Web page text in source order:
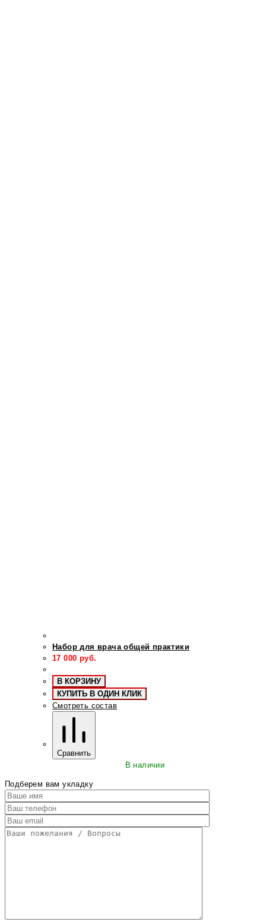
Набор для врача общей практики
17 000 руб.
В КОРЗИНУ
КУПИТЬ В ОДИН КЛИК
Смотреть состав
Сравнить
В наличии
Подберем вам укладку